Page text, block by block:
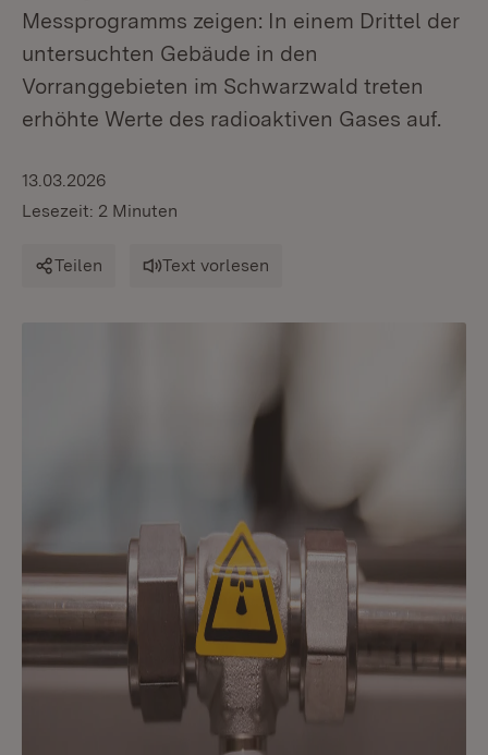
Messprogramms zeigen: In einem Drittel der
untersuchten Gebäude in den
Vorranggebieten im Schwarzwald treten
erhöhte Werte des radioaktiven Gases auf.
13.03.2026
Lesezeit: 2 Minuten
Teilen Text vorlesen